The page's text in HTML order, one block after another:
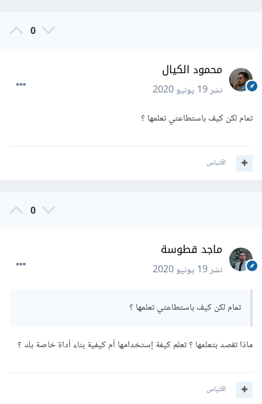
0
محمود الكيال
نشر19 يونيو 2020
تمام لكن كيف باستطاعتي تعلمها ؟
اقتباس
0
ماجد قطوسة
نشر19 يونيو 2020
تمام لكن كيف باستطاعتي تعلمها ؟
ماذا تقصد بتعلمها ؟ تعلم كيفة إستخدامها أم كيفية بناء أداة خاصة بك ؟
اقتباس